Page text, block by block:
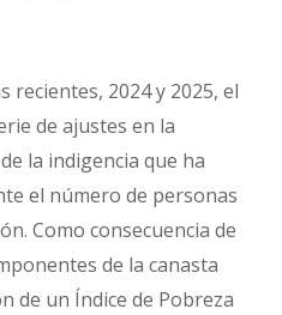
recientes, 2024 y 2025, el
de ajustes en la
la indigencia que ha
el número de personas
Como consecuencia de
de la canasta
de un Índice de Pobreza